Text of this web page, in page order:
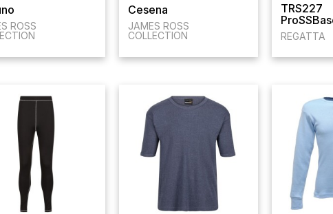
ROSS
Cesena
JAMES ROSS
COLLECTION
TRS227
REGATTA